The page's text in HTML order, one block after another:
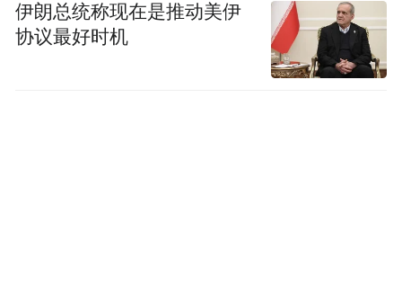
伊朗总统称现在是推动美伊
协议最好时机